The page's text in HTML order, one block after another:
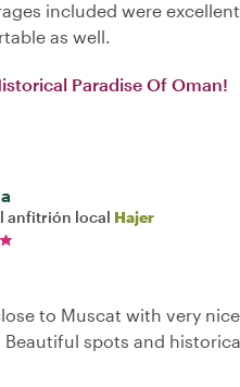
included were
as well.
Paradise Of Oman!
anfitrión local Hajer
to Muscat with very
spots and